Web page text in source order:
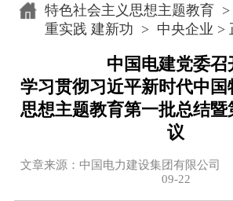
特色社会主义思想主题教育>
重实践 建新功 > 中央企业 >
中国电建党委召
学习贯彻习近平新时代中国
思想主题教育第一批总结
议
文章来源：中国电力建设集团有限公
09-22